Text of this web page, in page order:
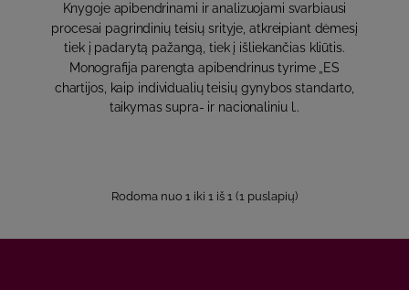
Knygoje apibendrinami ir analizuojami svarbiausi
procesai pagrindinių teisių srityje, atkreipiant dėmesį
tiek į padarytą pažangą, tiek į išliekančias kliūtis.
Monografija parengta apibendrinus tyrime „ES
chartijos, kaip individualių teisių gynybos standarto,
taikymas supra- ir nacionaliniu l..
Rodoma nuo 1 iki 1 iš 1 (1 puslapių)